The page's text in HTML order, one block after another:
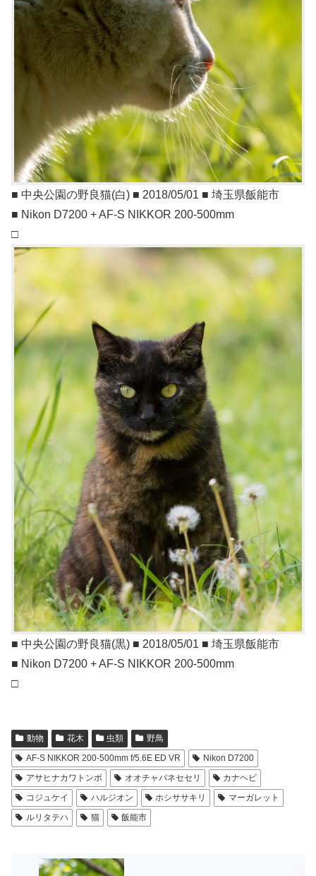
■ 中央公園の野良猫(白) ■ 2018/05/01 ■ 埼玉県飯能市
■ Nikon D7200 + AF-S NIKKOR 200-500mm
□
■ 中央公園の野良猫(黒) ■ 2018/05/01 ■ 埼玉県飯能市
■ Nikon D7200 + AF-S NIKKOR 200-500mm
□
動物 花木 虫類
野鳥
AF-S NIKKOR 200-500mm f/5.6E ED VR
Nikon D7200
アサヒナカワトンボ
オオチャバネセセリ
カナヘビ
コジュケイ
ハルジオン ホシササキリ
マーガレット
ルリタテハ
猫 飯能市